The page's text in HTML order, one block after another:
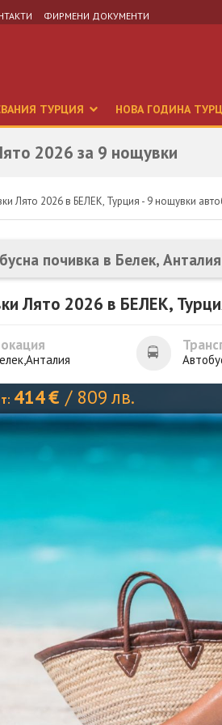
ФИРМЕНИ ДОКУМЕНТИ
ТУРЦИЯ НОВА ГОДИНА
2026 за 9 нощувки
Лято 2026 в БЕЛЕК, Турция - 9 нощувки
почивка в Белек,
Лято 2026 в БЕЛЕК,
414€ / 809 лв.